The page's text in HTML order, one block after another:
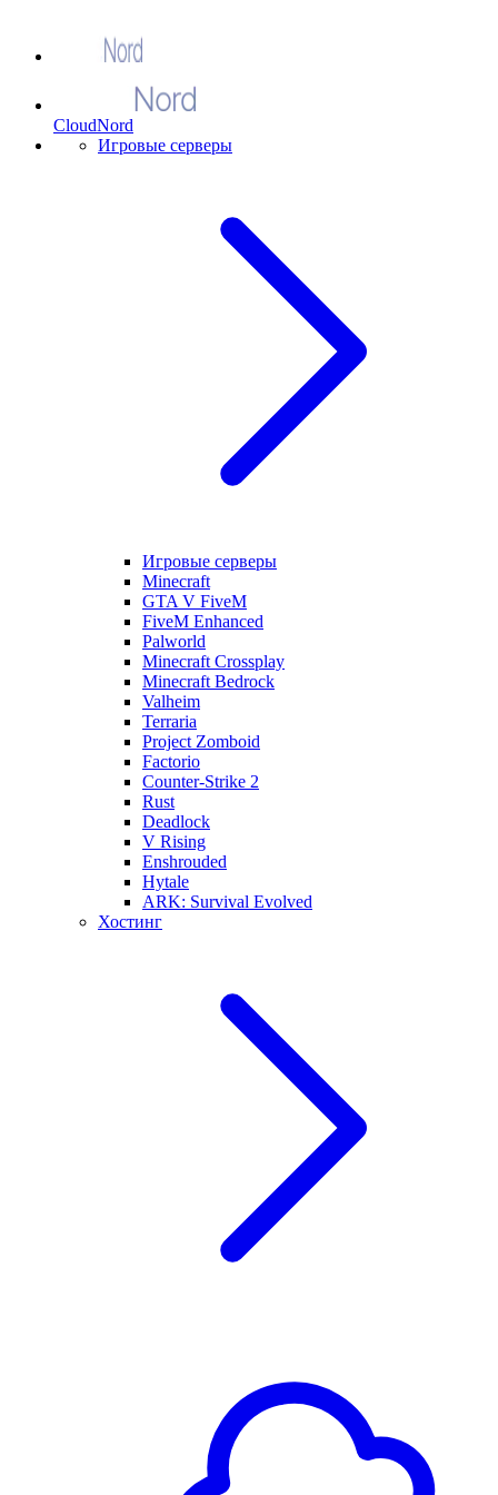
CloudNord
Игровые серверы
Игровые серверы
Minecraft
GTA V FiveM
FiveM Enhanced
Palworld
Minecraft Crossplay
Minecraft Bedrock
Valheim
Terraria
Project Zomboid
Factorio
Counter-Strike 2
Rust
Deadlock
V Rising
Enshrouded
Hytale
ARK: Survival Evolved
Хостинг